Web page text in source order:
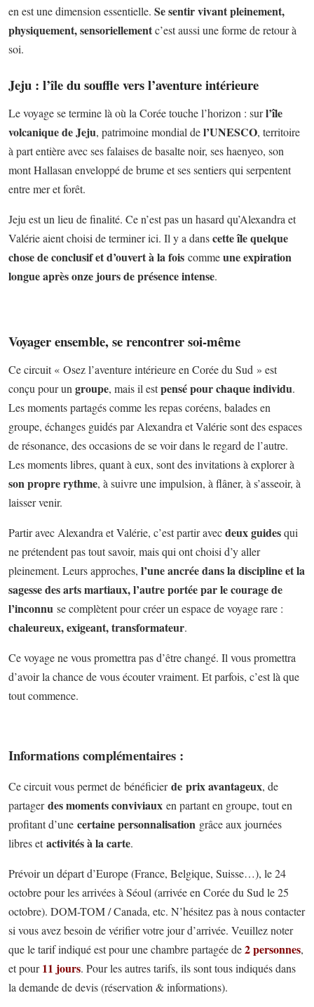
en est une dimension essentielle. Se sentir vivant pleinement,
physiquement, sensoriellementc’est aussi une forme de retour à
soi.
Jeju : l’île du souffle vers l’aventure intérieure
Le voyage se termine là où la Corée touche l’horizon : surl’île
volcanique de Jeju, patrimoine mondial del’UNESCO, territoire
à part entière avec ses falaises de basalte noir, ses haenyeo, son
mont Hallasan enveloppé de brume et ses sentiers qui serpentent
entre mer et forêt.
Jeju est un lieu de finalité. Ce n’est pas un hasard qu’Alexandra et
Valérie aient choisi de terminer ici. Il y a danscette île quelque
chose de conclusif et d’ouvert à la fois commeune expiration
longue après onze jours de présence intense.
Voyager ensemble, se rencontrer soi-même
Ce circuit « Osez l’aventure intérieure en Corée du Sud » est
conçu pour un groupe, mais il estpensé pour chaque individu.
Les moments partagés comme les repas coréens, balades en
groupe, échanges guidés par Alexandra et Valérie sont des espaces
de résonance, des occasions de se voir dans le regard de l’autre.
Les moments libres, quant à eux, sont des invitations à explorer à
son propre rythme, à suivre une impulsion, à flâner, à s’asseoir, à
laisser venir.
Partir avec Alexandra et Valérie, c’est partir avecdeux guidesqui
ne prétendent pas tout savoir, mais qui ont choisi d’y aller
pleinement. Leurs approches, l’une ancrée dans la discipline et la
sagesse des arts martiaux, l’autre portée par le courage de
l’inconnu se complètent pour créer un espace de voyage rare :
chaleureux, exigeant, transformateur.
Ce voyage ne vous promettra pas d’être changé. Il vous promettra
d’avoir la chance de vous écouter vraiment. Et parfois, c’est là que
tout commence.
Informations complémentaires :
Ce circuit vous permet de bénéficierde prix avantageux, de
partagerdes moments conviviaux en partant en groupe, tout en
profitant d’une certaine personnalisation grâce aux journées
libres etactivités à la carte.
Prévoir un départ d’Europe (France, Belgique, Suisse…), le 24
octobre pour les arrivées à Séoul (arrivée en Corée du Sud le 25
octobre). DOM-TOM / Canada, etc. N’hésitez pas à nous contacter
si vous avez besoin de vérifier votre jour d’arrivée. Veuillez noter
que le tarif indiqué est pour une chambre partagée de2 personnes,
et pour11 jours. Pour les autres tarifs, ils sont tous indiqués dans
la demande de devis (réservation & informations).